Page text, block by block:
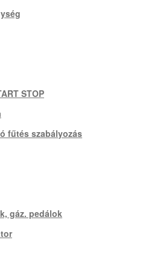
STOP
fűtés szabályozás
gáz. pedálok